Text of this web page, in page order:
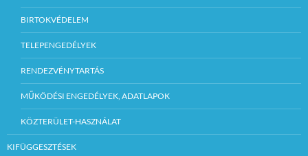
BIRTOKVÉDELEM
TELEPENGEDÉLYEK
RENDEZVÉNYTARTÁS
MŰKÖDÉSI ENGEDÉLYEK, ADATLAPOK
KÖZTERÜLET-HASZNÁLAT
KIFÜGGESZTÉSEK